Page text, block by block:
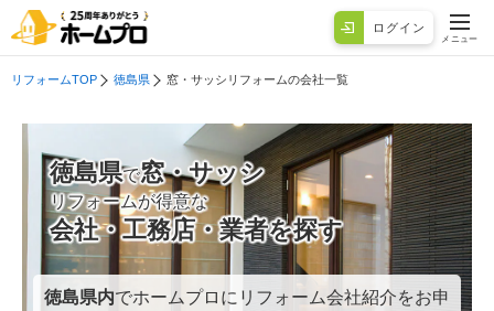
ログイン
メニュー
リフォームTOP 徳島県 窓・サッシリフォームの会社一覧
徳島県で窓・サッシ
リフォームが得意な
会社・工務店・業者を探す
徳島県内でホームプロにリフォーム会社紹介をお申